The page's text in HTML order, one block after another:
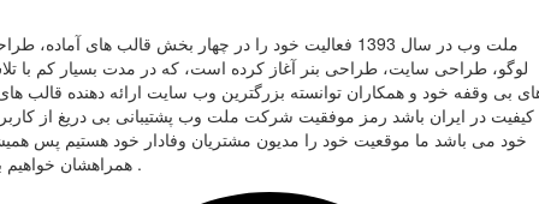
ملت وب در سال 1393 فعالیت خود را در چهار بخش قالب های آماده،
لوگو، طراحی سایت، طراحی بنر آغاز کرده است، که در مدت بسیار کم با
بی وقفه خود و همکاران توانسته بزرگترین وب سایت ارائه دهنده قالب
کیفیت در ایران باشد رمز موفقیت شرکت ملت وب پشتیبانی بی دریغ از
خود می باشد ما موقعیت خود را مدیون مشتریان وفادار خود هستیم پس
همراهشان خواهیم بود .